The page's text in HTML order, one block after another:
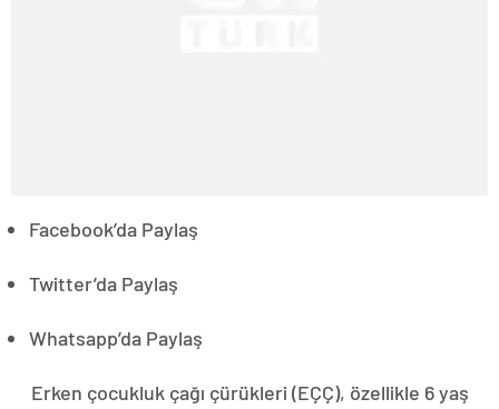
Facebook’da Paylaş
Twitter’da Paylaş
Whatsapp’da Paylaş
Erken çocukluk çağı çürükleri (EÇÇ), özellikle 6 yaş